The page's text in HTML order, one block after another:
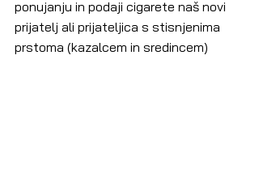
ponujanju in podaji cigarete naš novi
prijatelj ali prijateljica s stisnjenima
prstoma (kazalcem in sredincem)